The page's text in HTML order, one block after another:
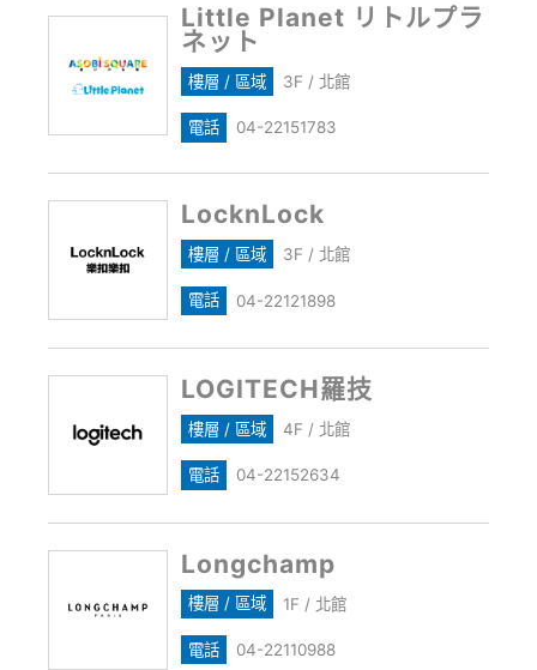
Little Planet リトルプラ
ネット
樓層 / 區域 3F / 北館
電話 04-22151783
LocknLock
樓層 / 區域 3F / 北館
電話 04-22121898
LOGITECH羅技
樓層 / 區域 4F / 北館
電話 04-22152634
Longchamp
樓層 / 區域 1F / 北館
電話 04-22110988